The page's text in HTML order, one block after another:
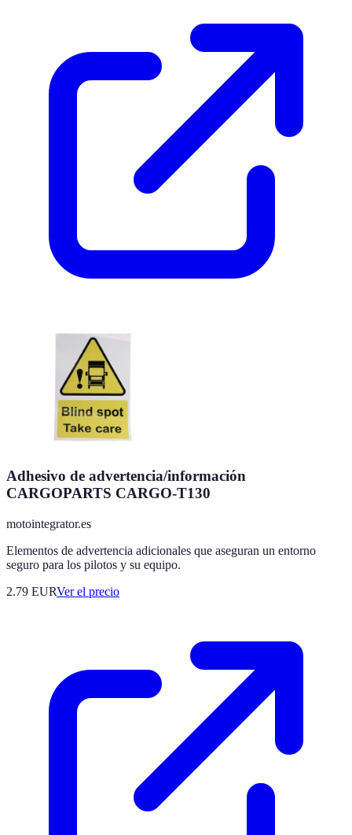
Adhesivo de advertencia/información
CARGOPARTS CARGO-T130
motointegrator.es
Elementos de advertencia adicionales que aseguran un entorno
seguro para los pilotos y su equipo.
2.79 EURVer el precio